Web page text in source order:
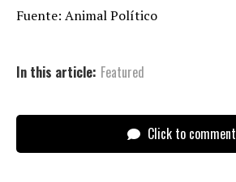
Fuente: Animal Político
In this article: Featured
Click to comment